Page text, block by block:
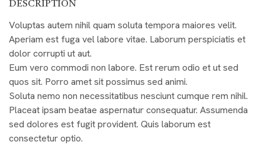
DESCRIPTION
Voluptas autem nihil quam soluta tempora maiores velit.
Aperiam est fuga vel labore vitae. Laborum perspiciatis et
dolor corrupti ut aut.
Eum vero commodi non labore. Est rerum odio et ut sed
quos sit. Porro amet sit possimus sed animi.
Soluta nemo non necessitatibus nesciunt cumque rem nihil.
Placeat ipsam beatae aspernatur consequatur. Assumenda
sed dolores est fugit provident. Quis laborum est
consectetur optio.